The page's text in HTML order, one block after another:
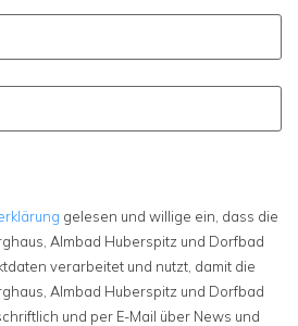
gelesen und willige ein, dass die
Almbad Huberspitz und Dorfbad
verarbeitet und nutzt, damit die
Almbad Huberspitz und Dorfbad
und per E-Mail über News und